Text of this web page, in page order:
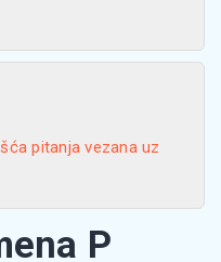
pitanja vezana uz
P